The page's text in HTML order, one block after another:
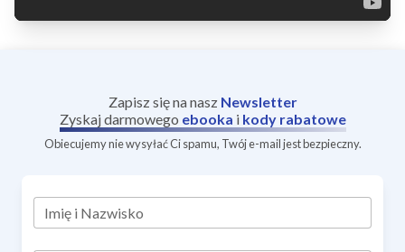
Zapisz się na nasz Newsletter
Zyskaj darmowego ebooka i kody rabatowe
Obiecujemy nie wysyłać Ci spamu, Twój e-mail jest bezpieczny.
Imię i Nazwisko